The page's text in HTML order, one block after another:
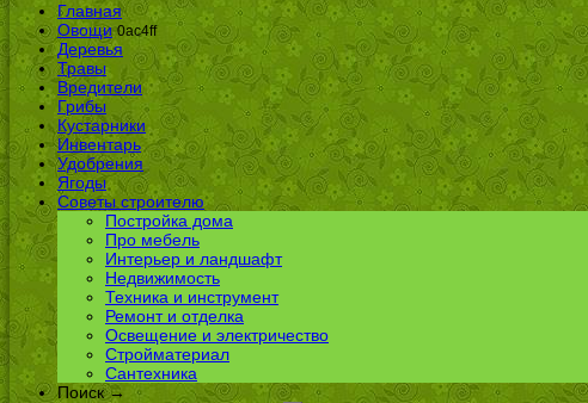
Главная
Овощи 0ac4ff
Деревья
Травы
Вредители
Грибы
Кустарники
Инвентарь
Удобрения
Ягоды
Советы строителю
Постройка дома
Про мебель
Интерьер и ландшафт
Недвижимость
Техника и инструмент
Ремонт и отделка
Освещение и электричество
Стройматериал
Сантехника
Поиск →